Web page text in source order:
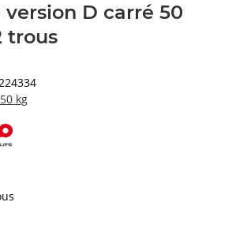
version D carré 50
trous
kg